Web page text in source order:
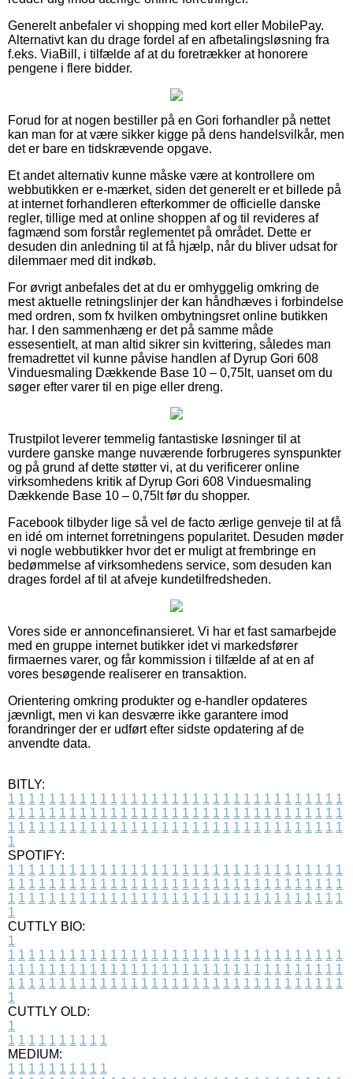
Generelt anbefaler vi shopping med kort eller MobilePay.
Alternativt kan du drage fordel af en afbetalingsløsning fra
f.eks. ViaBill, i tilfælde af at du foretrækker at honorere
pengene i flere bidder.
Forud for at nogen bestiller på en Gori forhandler på nettet
kan man for at være sikker kigge på dens handelsvilkår, men
det er bare en tidskrævende opgave.
Et andet alternativ kunne måske være at kontrollere om
webbutikken er e-mærket, siden det generelt er et billede på
at internet forhandleren efterkommer de officielle danske
regler, tillige med at online shoppen af og til revideres af
fagmænd som forstår reglementet på området. Dette er
desuden din anledning til at få hjælp, når du bliver udsat for
dilemmaer med dit indkøb.
For øvrigt anbefales det at du er omhyggelig omkring de
mest aktuelle retningslinjer der kan håndhæves i forbindelse
med ordren, som fx hvilken ombytningsret online butikken
har. I den sammenhæng er det på samme måde
essesentielt, at man altid sikrer sin kvittering, således man
fremadrettet vil kunne påvise handlen af Dyrup Gori 608
Vinduesmaling Dækkende Base 10 – 0,75lt, uanset om du
søger efter varer til en pige eller dreng.
Trustpilot leverer temmelig fantastiske løsninger til at
vurdere ganske mange nuværende forbrugeres synspunkter
og på grund af dette støtter vi, at du verificerer online
virksomhedens kritik af Dyrup Gori 608 Vinduesmaling
Dækkende Base 10 – 0,75lt før du shopper.
Facebook tilbyder lige så vel de facto ærlige genveje til at få
en idé om internet forretningens popularitet. Desuden møder
vi nogle webbutikker hvor det er muligt at frembringe en
bedømmelse af virksomhedens service, som desuden kan
drages fordel af til at afveje kundetilfredsheden.
Vores side er annoncefinansieret. Vi har et fast samarbejde
med en gruppe internet butikker idet vi markedsfører
firmaernes varer, og får kommission i tilfælde af at en af
vores besøgende realiserer en transaktion.
Orientering omkring produkter og e-handler opdateres
jævnligt, men vi kan desværre ikke garantere imod
forandringer der er udført efter sidste opdatering af de
anvendte data.
BITLY:
1 1 1 1 1 1 1 1 1 1 1 1 1 1 1 1 1 1 1 1 1 1 1 1 1 1 1 1 1 1 1 1 1
1 1 1 1 1 1 1 1 1 1 1 1 1 1 1 1 1 1 1 1 1 1 1 1 1 1 1 1 1 1 1 1 1
1 1 1 1 1 1 1 1 1 1 1 1 1 1 1 1 1 1 1 1 1 1 1 1 1 1 1 1 1 1 1 1 1
1
SPOTIFY:
1 1 1 1 1 1 1 1 1 1 1 1 1 1 1 1 1 1 1 1 1 1 1 1 1 1 1 1 1 1 1 1 1
1 1 1 1 1 1 1 1 1 1 1 1 1 1 1 1 1 1 1 1 1 1 1 1 1 1 1 1 1 1 1 1 1
1 1 1 1 1 1 1 1 1 1 1 1 1 1 1 1 1 1 1 1 1 1 1 1 1 1 1 1 1 1 1 1 1
1
CUTTLY BIO:
1
1 1 1 1 1 1 1 1 1 1 1 1 1 1 1 1 1 1 1 1 1 1 1 1 1 1 1 1 1 1 1 1 1
1 1 1 1 1 1 1 1 1 1 1 1 1 1 1 1 1 1 1 1 1 1 1 1 1 1 1 1 1 1 1 1 1
1 1 1 1 1 1 1 1 1 1 1 1 1 1 1 1 1 1 1 1 1 1 1 1 1 1 1 1 1 1 1 1 1
1
CUTTLY OLD:
1
1 1 1 1 1 1 1 1 1 1
MEDIUM:
1 1 1 1 1 1 1 1 1 1